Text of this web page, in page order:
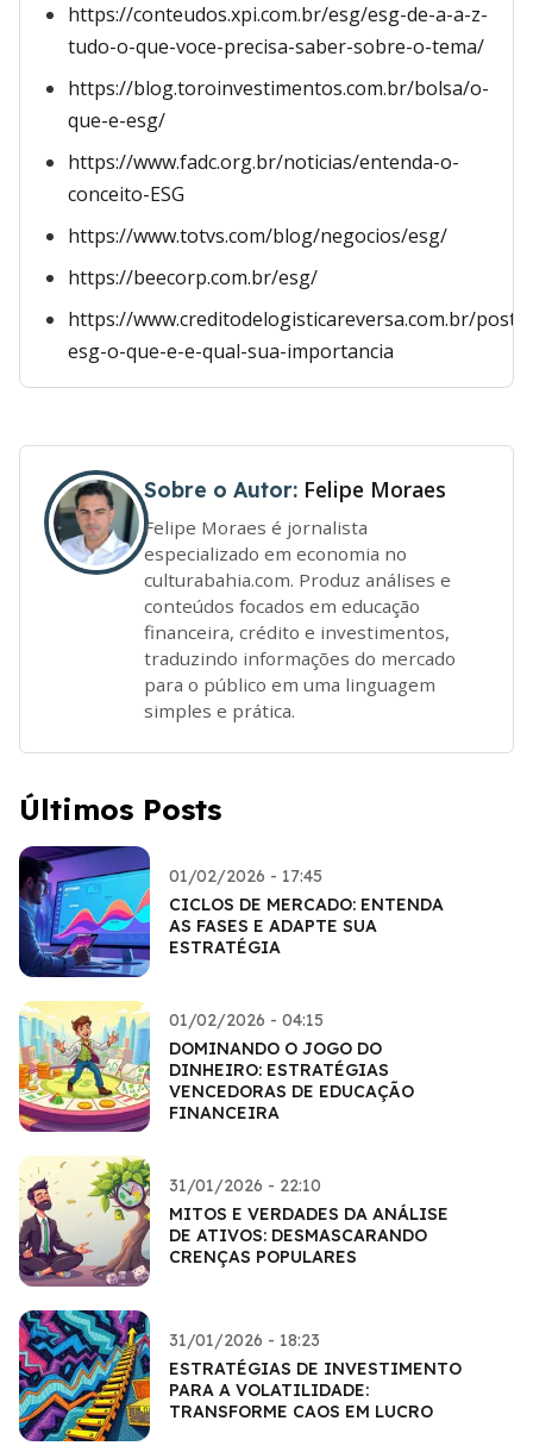
https://conteudos.xpi.com.br/esg/esg-de-a-a-z-
tudo-o-que-voce-precisa-saber-sobre-o-tema/
https://blog.toroinvestimentos.com.br/bolsa/o-
que-e-esg/
https://www.fadc.org.br/noticias/entenda-o-
conceito-ESG
https://www.totvs.com/blog/negocios/esg/
https://beecorp.com.br/esg/
https://www.creditodelogisticareversa.com.br/post/
esg-o-que-e-e-qual-sua-importancia
Sobre o Autor: Felipe Moraes
Felipe Moraes é jornalista
especializado em economia no
culturabahia.com. Produz análises e
conteúdos focados em educação
financeira, crédito e investimentos,
traduzindo informações do mercado
para o público em uma linguagem
simples e prática.
Últimos Posts
01/02/2026 - 17:45
CICLOS DE MERCADO: ENTENDA
AS FASES E ADAPTE SUA
ESTRATÉGIA
01/02/2026 - 04:15
DOMINANDO O JOGO DO
DINHEIRO: ESTRATÉGIAS
VENCEDORAS DE EDUCAÇÃO
FINANCEIRA
31/01/2026 - 22:10
MITOS E VERDADES DA ANÁLISE
DE ATIVOS: DESMASCARANDO
CRENÇAS POPULARES
31/01/2026 - 18:23
ESTRATÉGIAS DE INVESTIMENTO
PARA A VOLATILIDADE:
TRANSFORME CAOS EM LUCRO